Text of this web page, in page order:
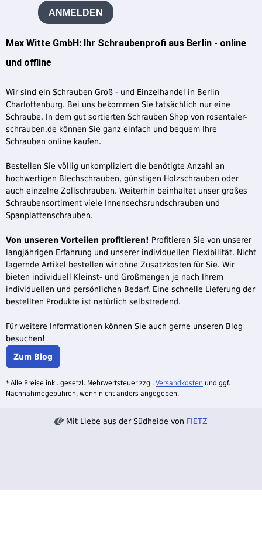
Max Witte GmbH: Ihr Schraubenprofi aus Berlin - online
und offline
Wir sind ein Schrauben Groß - und Einzelhandel in Berlin
Charlottenburg. Bei uns bekommen Sie tatsächlich nur eine
Schraube. In dem gut sortierten Schrauben Shop von rosentaler-
schrauben.de können Sie ganz einfach und bequem Ihre
Schrauben online kaufen.
Bestellen Sie völlig unkompliziert die benötigte Anzahl an
hochwertigen Blechschrauben, günstigen Holzschrauben oder
auch einzelne Zollschrauben. Weiterhin beinhaltet unser großes
Schraubensortiment viele Innensechsrundschrauben und
Spanplattenschrauben.
Von unseren Vorteilen profitieren! Profitieren Sie von unserer
langjährigen Erfahrung und unserer individuellen Flexibilität. Nicht
lagernde Artikel bestellen wir ohne Zusatzkosten für Sie. Wir
bieten individuell Kleinst- und Großmengen je nach Ihrem
individuellen und persönlichen Bedarf. Eine schnelle Lieferung der
bestellten Produkte ist natürlich selbstredend.
Für weitere Informationen können Sie auch gerne unseren Blog
besuchen!
Zum Blog
ANMELDEN
* Alle Preise inkl. gesetzl. Mehrwertsteuer zzgl. Versandkosten und ggf.
Nachnahmegebühren, wenn nicht anders angegeben.
Mit Liebe aus der Südheide von FIETZ